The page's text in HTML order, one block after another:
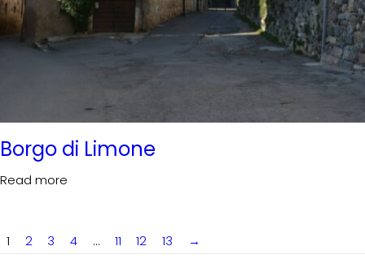
Borgo di Limone
Read more
1 2 3 4 … 11 12 13 →